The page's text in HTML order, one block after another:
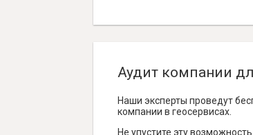
Аудит компании
Наши эксперты проведут
компании в геосервисах.
Не упустите эту